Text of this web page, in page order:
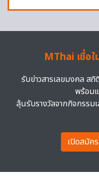
MThai เชื่อ
รับข่าวสารเลขมงคล สถิ
พร้อม
ลุ้นรับรางวัลจากกิจกรรม
เปิดสมัค